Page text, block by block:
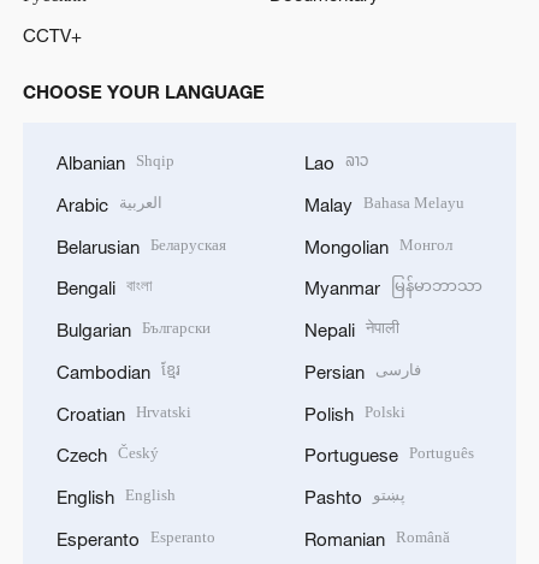
CCTV+
CHOOSE YOUR LANGUAGE
Albanian Shqip
Arabic العربية
Belarusian Беларуская
Bengali বাংলা
Bulgarian Български
Cambodian ខ្មែរ
Croatian Hrvatski
Czech Český
English English
Esperanto Esperanto
Lao ລາວ
Malay Bahasa Melayu
Mongolian Монгол
Myanmar မြန်မာဘာသာ
Nepali नेपाली
Persian فارسی
Polish Polski
Portuguese Português
Pashto پښتو
Romanian Română